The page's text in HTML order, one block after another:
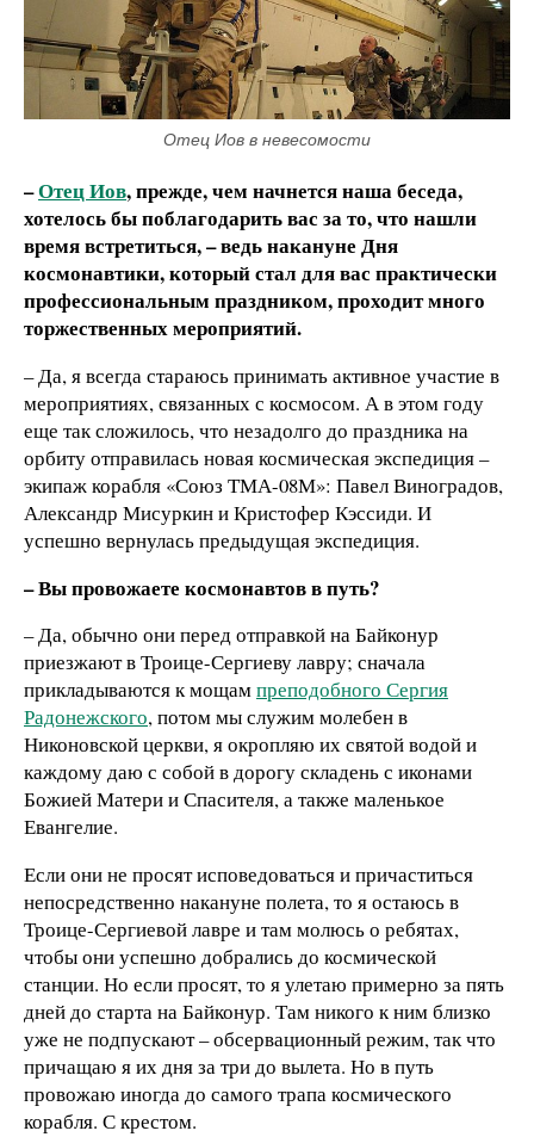
Отец Иов в невесомости
–Отец Иов, прежде, чем начнется наша беседа,
хотелось бы поблагодарить вас за то, что нашли
время встретиться, – ведь накануне Дня
космонавтики, который стал для вас практически
профессиональным праздником, проходит много
торжественных мероприятий.
– Да, я всегда стараюсь принимать активное участие в
мероприятиях, связанных с космосом. А в этом году
еще так сложилось, что незадолго до праздника на
орбиту отправилась новая космическая экспедиция –
экипаж корабля «Союз ТМА-08М»: Павел Виноградов,
Александр Мисуркин и Кристофер Кэссиди. И
успешно вернулась предыдущая экспедиция.
– Вы провожаете космонавтов в путь?
– Да, обычно они перед отправкой на Байконур
приезжают в Троице-Сергиеву лавру; сначала
прикладываются к мощампреподобного Сергия
Радонежского, потом мы служим молебен в
Никоновской церкви, я окропляю их святой водой и
каждому даю с собой в дорогу складень с иконами
Божией Матери и Спасителя, а также маленькое
Евангелие.
Если они не просят исповедоваться и причаститься
непосредственно накануне полета, то я остаюсь в
Троице-Сергиевой лавре и там молюсь о ребятах,
чтобы они успешно добрались до космической
станции. Но если просят, то я улетаю примерно за пять
дней до старта на Байконур. Там никого к ним близко
уже не подпускают – обсервационный режим, так что
причащаю я их дня за три до вылета. Но в путь
провожаю иногда до самого трапа космического
корабля. С крестом.